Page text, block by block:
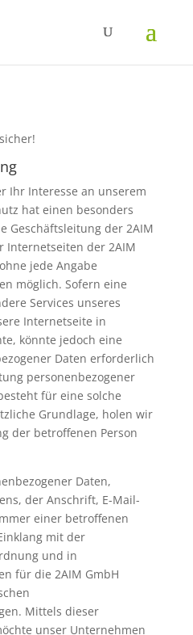
Ihr Interesse an unserem
hat einen besonders
Geschäftsleitung der 2AIM
Internetseiten der 2AIM
jede Angabe
möglich. Sofern eine
Services unseres
Internetseite in
könnte jedoch eine
Daten erforderlich
personenbezogener
für eine solche
Grundlage, holen wir
der betroffenen Person
Daten,
der Anschrift, E-Mail-
einer betroffenen
mit der
und in
für die 2AIM GmbH
Mittels dieser
unser Unternehmen